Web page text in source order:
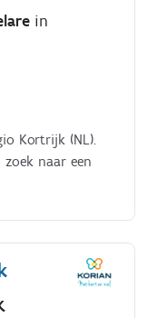
in
Kortrijk (NL).
zoek naar een